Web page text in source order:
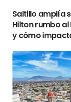
Saltillo amplía
Hilton rumbo
y cómo